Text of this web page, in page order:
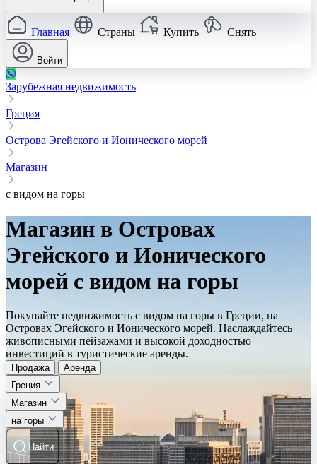
Главная Страны Купить Снять
Войти
Зарубежная недвижимость
Греция
Острова Эгейского и Ионического морей
Магазин
с видом на горы
Магазин в Островах
Эгейского и Ионического
морей с видом на горы
Покупайте недвижимость с видом на горы в Греции, на
Островах Эгейского и Ионического морей. Наслаждайтесь
живописными пейзажами и высокой доходностью
инвестиций в туристические аренды.
Продажа
Аренда
Греция
Магазин
на горы
Найти